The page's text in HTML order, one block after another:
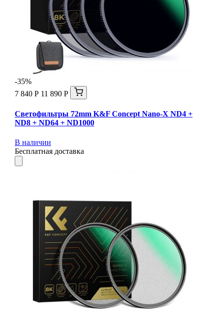
-35%
7 840 Р 11 890 Р
Светофильтры 72mm K&F Concept Nano-X ND4 +
ND8 + ND64 + ND1000
В наличии
Бесплатная доставка